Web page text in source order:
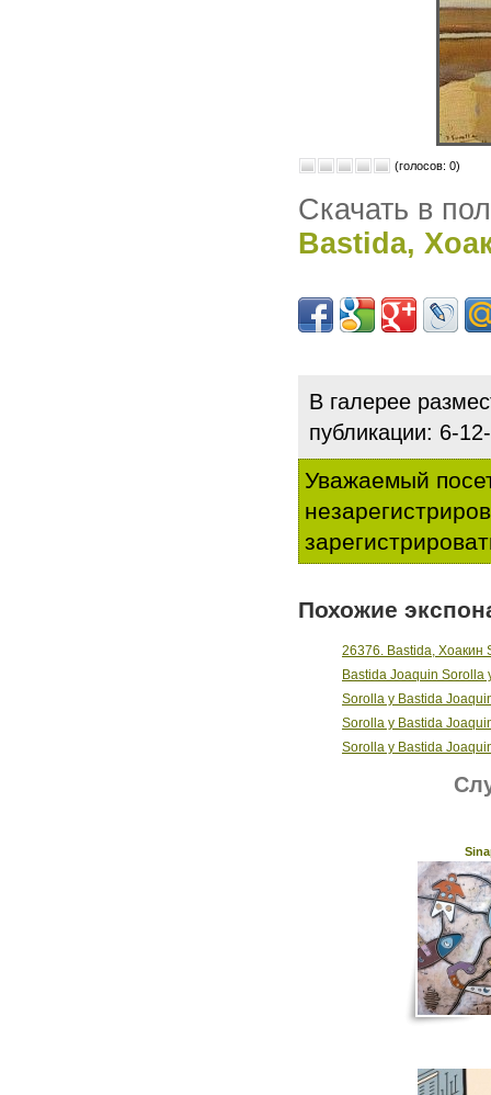
(голосов: 0)
Скачать в
Bastida,
В галерее
публикации: 6-
Уважаемый
Похожие
26376. Bastida, Хоакин
Bastida Joaquin Sorolla
Sorolla y Bastida
Sorolla y Bastida
Sorolla y Bastida